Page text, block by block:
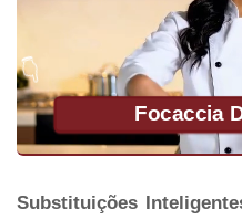
Focaccia
Substituições